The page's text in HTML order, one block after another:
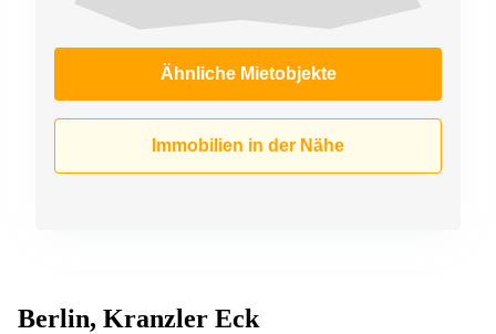
Ähnliche Mietobjekte
Immobilien in der Nähe
Berlin, Kranzler Eck